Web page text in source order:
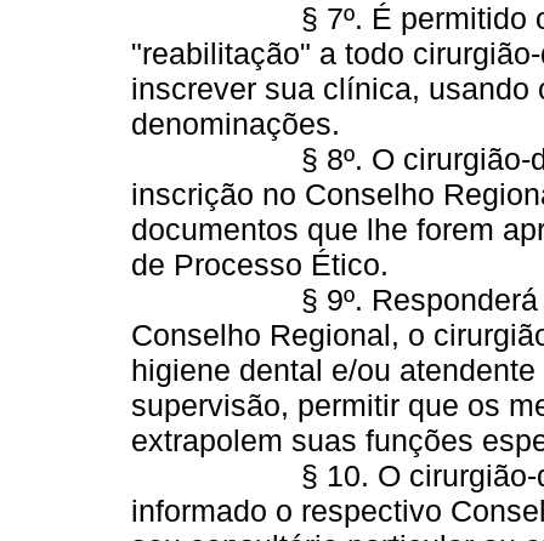
§ 7º. É permitido o
"reabilitação" a todo
inscrever sua clínica,
denominações.
§ 8º. O cirurgião-
inscrição no Conselho
documentos que lhe forem
de Processo Ético.
§ 9º. Responderá
Conselho Regional, o
higiene dental e/ou
supervisão, permitir que os
extrapolem suas funções
§ 10. O cirurgião-
informado o respectivo